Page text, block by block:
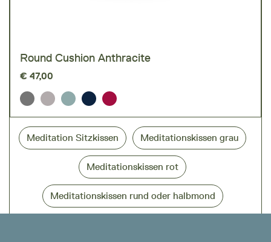
Round Cushion Anthracite
€ 47,00
Meditation Sitzkissen Meditationskissen grau
Meditationskissen rot
Meditationskissen rund oder halbmond